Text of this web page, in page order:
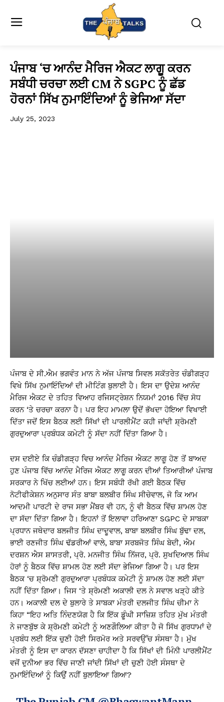
ਪੰਜਾਬ ‘ਚ ਆਨੰਦ ਮੈਰਿਜ ਐਕਟ ਲਾਗੂ ਕਰਨ
ਸਬੰਧੀ ਚਰਚਾ ਲਈ CM ਨੇ SGPC ਨੂੰ ਛੱਡ
ਹੋਰਨਾਂ ਸਿੱਖ ਨੁਮਾਇੰਦਿਆਂ ਨੂੰ ਭੇਜਿਆ ਸੱਦਾ
July 25, 2023
ਪੰਜਾਬ ਦੇ ਸੀ.ਐਮ ਭਗਵੰਤ ਮਾਨ ਨੇ ਅੱਜ ਪੰਜਾਬ ਸਿਵਲ ਸਕੱਤਰੇਤ ਚੰਡੀਗੜ੍ਹ
ਵਿਖੇ ਸਿੱਖ ਨੁਮਾਇੰਦਿਆਂ ਦੀ ਮੀਟਿੰਗ ਬੁਲਾਈ ਹੈ। ਇਸ ਦਾ ਉਦੇਸ਼ ਆਨੰਦ
ਮੈਰਿਜ ਐਕਟ ਦੇ ਤਹਿਤ ਵਿਆਹ ਰਜਿਸਟ੍ਰੇਸ਼ਨ ਨਿਯਮਾਂ 2016 ਵਿੱਚ ਸੋਧ
ਕਰਨ ‘ਤੇ ਚਰਚਾ ਕਰਨਾ ਹੈ। ਪਰ ਇਹ ਮਾਮਲਾ ਉਦੋਂ ਭੱਖਦਾ ਹੋਇਆ ਵਿਖਾਈ
ਦਿੱਤਾ ਜਦੋਂ ਇਸ ਬੈਠਕ ਲਈ ਸਿੱਖਾਂ ਦੀ ਪਾਰਲੀਮੈਂਟ ਕਹੀ ਜਾਂਦੀ ਸ਼੍ਰੋਮਣੀ
ਗੁਰਦੁਆਰਾ ਪ੍ਰਬੰਧਕ ਕਮੇਟੀ ਨੂੰ ਸੱਦਾ ਨਹੀਂ ਦਿੱਤਾ ਗਿਆ ਹੈ।
ਦਸ ਦਈਏ ਕਿ ਚੰਡੀਗੜ੍ਹ ਵਿਚ ਆਨੰਦ ਮੈਰਿਜ ਐਕਟ ਲਾਗੂ ਹੋਣ ਤੋਂ ਬਾਅਦ
ਹੁਣ ਪੰਜਾਬ ਵਿੱਚ ਆਨੰਦ ਮੈਰਿਜ ਐਕਟ ਲਾਗੂ ਕਰਨ ਦੀਆਂ ਤਿਆਰੀਆਂ ਪੰਜਾਬ
ਸਰਕਾਰ ਨੇ ਖਿੱਚ ਲਈਆਂ ਹਨ। ਇਸ ਸਬੰਧੀ ਰੱਖੀ ਗਈ ਬੈਠਕ ਵਿੱਚ
ਨੋਟੀਫੀਕੇਸ਼ਨ ਅਨੁਸਾਰ ਸੰਤ ਬਾਬਾ ਬਲਬੀਰ ਸਿੰਘ ਸੀਚੇਵਾਲ, ਜੋ ਕਿ ਆਮ
ਆਦਮੀ ਪਾਰਟੀ ਦੇ ਰਾਜ ਸਭਾ ਮੈਂਬਰ ਵੀ ਹਨ, ਨੂੰ ਵੀ ਬੈਠਕ ਵਿੱਚ ਸ਼ਾਮਲ ਹੋਣ
ਦਾ ਸੱਦਾ ਦਿੱਤਾ ਗਿਆ ਹੈ। ਇਹਨਾਂ ਤੋਂ ਇਲਾਵਾ ਹਰਿਆਣਾ SGPC ਦੇ ਸਾਬਕਾ
ਪ੍ਰਧਾਨ ਜਥੇਦਾਰ ਬਲਜੀਤ ਸਿੰਘ ਦਾਦੂਵਾਲ, ਬਾਬਾ ਬਲਬੀਰ ਸਿੰਘ ਬੁੱਢਾ ਦਲ,
ਭਾਈ ਰਣਜੀਤ ਸਿੰਘ ਢੱਡਰੀਆਂ ਵਾਲੇ, ਬਾਬਾ ਸਰਬਜੋਤ ਸਿੰਘ ਬੇਦੀ, ਐਮ
ਦਰਸ਼ਨ ਐਸ ਸ਼ਾਸਤਰੀ, ਪ੍ਰੋ. ਮਨਜੀਤ ਸਿੰਘ ਨਿੱਜਰ, ਪ੍ਰੋ. ਸੁਖਦਿਆਲ ਸਿੰਘ
ਹੋਰਾਂ ਨੂੰ ਬੈਠਕ ਵਿੱਚ ਸ਼ਾਮਲ ਹੋਣ ਲਈ ਸੱਦਾ ਭੇਜਿਆ ਗਿਆ ਹੈ। ਪਰ ਇਸ
ਬੈਠਕ ‘ਚ ਸ਼੍ਰੋਮਣੀ ਗੁਰਦੁਆਰਾ ਪ੍ਰਬੰਧਕ ਕਮੇਟੀ ਨੂੰ ਸ਼ਾਮਲ ਹੋਣ ਲਈ ਸੱਦਾ
ਨਹੀਂ ਦਿੱਤਾ ਗਿਆ। ਜਿਸ ‘ਤੇ ਸ਼੍ਰੋਮਣੀ ਅਕਾਲੀ ਦਲ ਨੇ ਸਵਾਲ ਖੜ੍ਹੇ ਕੀਤੇ
ਹਨ। ਅਕਾਲੀ ਦਲ ਦੇ ਬੁਲਾਰੇ ਤੇ ਸਾਬਕਾ ਮੰਤਰੀ ਦਲਜੀਤ ਸਿੰਘ ਚੀਮਾ ਨੇ
ਕਿਹਾ “ਇਹ ਅਤਿ ਨਿੰਦਣਯੋਗ ਹੈ ਕਿ ਇੱਕ ਡੂੰਘੀ ਸਾਜ਼ਿਸ਼ ਤਹਿਤ ਮੁੱਖ ਮੰਤਰੀ
ਨੇ ਜਾਣਬੁੱਝ ਕੇ ਸ਼੍ਰੋਮਣੀ ਕਮੇਟੀ ਨੂੰ ਅਣਗੌਲਿਆ ਕੀਤਾ ਹੈ ਜੋ ਸਿੱਖ ਗੁਰਧਾਮਾਂ ਦੇ
ਪ੍ਰਬੰਧ ਲਈ ਇੱਕ ਚੁਣੀ ਹੋਈ ਸਿਰਮੋਰ ਅਤੇ ਸਰਵਉੱਚ ਸੰਸਥਾ ਹੈ। ਮੁੱਖ
ਮੰਤਰੀ ਨੂੰ ਇਸ ਦਾ ਕਾਰਨ ਦੱਸਣਾ ਚਾਹੀਦਾ ਹੈ ਕਿ ਸਿੱਖਾਂ ਦੀ ਮਿੰਨੀ ਪਾਰਲੀਮੈਂਟ
ਵਜੋਂ ਦੁਨੀਆ ਭਰ ਵਿੱਚ ਜਾਣੀ ਜਾਂਦੀ ਸਿੱਖਾਂ ਦੀ ਚੁਣੀ ਹੋਈ ਸੰਸਥਾ ਦੇ
ਨੁਮਾਇੰਦਿਆਂ ਨੂੰ ਕਿਉਂ ਨਹੀਂ ਬੁਲਾਇਆ ਗਿਆ?